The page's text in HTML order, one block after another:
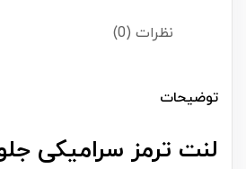
نظرات (0)
توضیحات
لنت ترمز سرامیکی